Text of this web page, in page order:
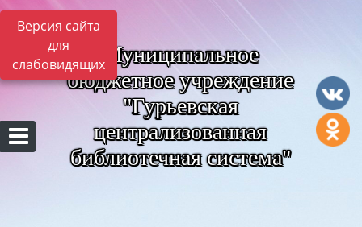
Версия сайта
для
слабовидящих Муниципальное
бюджетное учреждение
"Гурьевская
централизованная
библиотечная система"